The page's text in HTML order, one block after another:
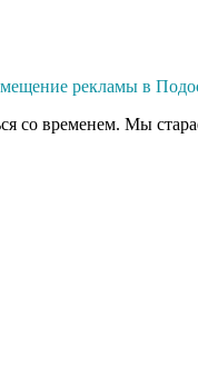
рекламы в
со временем. Мы